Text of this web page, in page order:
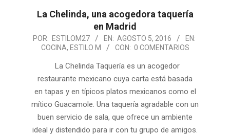
La Chelinda, una acogedora taquería
en Madrid
2016-
POR: ESTILOM27 EN: AGOSTO 5, 2016
EN:
COCINA, ESTILO M CON: 0 COMENTARIOS
La Chelinda Taquería es un acogedor
restaurante mexicano cuya carta está basada
en tapas y en típicos platos mexicanos como el
mítico Guacamole. Una taquería agradable con un
buen servicio de sala, que ofrece un ambiente
ideal y distendido para ir con tu grupo de amigos.